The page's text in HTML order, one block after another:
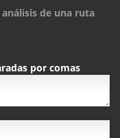
de una ruta
por comas